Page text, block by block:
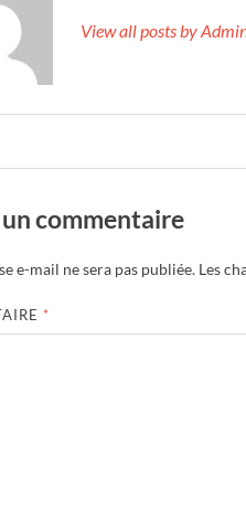
View all posts by
commentaire
e-mail ne sera pas publiée. Les
*